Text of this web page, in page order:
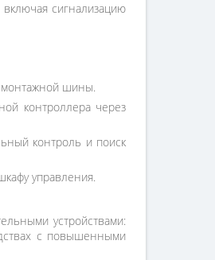
сигнализацию
монтажной шины.
контроллера через
контроль и поиск
управления.
устройствами:
с повышенными